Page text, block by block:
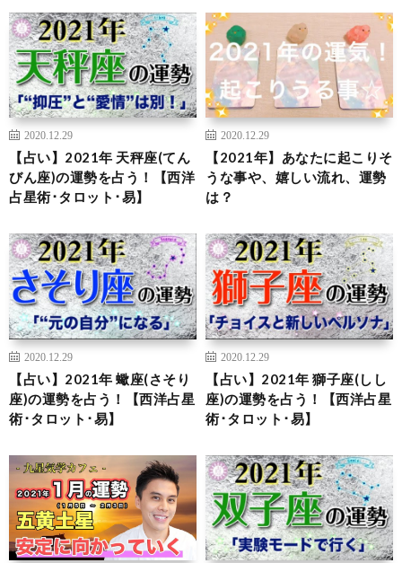
2020.12.29
【占い】2021年 天秤座(てん
びん座)の運勢を占う！【西洋
占星術･タロット･易】
2020.12.29
【2021年】あなたに起こりそ
うな事や、嬉しい流れ、運勢
は？
2020.12.29
【占い】2021年 蠍座(さそり
座)の運勢を占う！【西洋占星
術･タロット･易】
2020.12.29
【占い】2021年 獅子座(しし
座)の運勢を占う！【西洋占星
術･タロット･易】